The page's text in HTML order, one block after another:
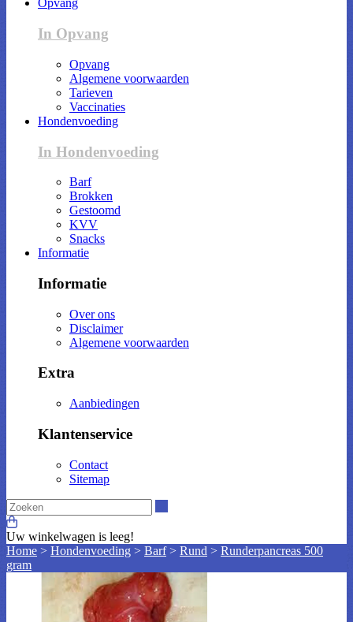
Opvang
In Opvang
Opvang
Algemene voorwaarden
Tarieven
Vaccinaties
Hondenvoeding
In Hondenvoeding
Barf
Brokken
Gestoomd
KVV
Snacks
Informatie
Informatie
Over ons
Disclaimer
Algemene voorwaarden
Extra
Aanbiedingen
Klantenservice
Contact
Sitemap
Uw winkelwagen is leeg!
Home > Hondenvoeding > Barf> Rund > Runderpancreas 500
gram